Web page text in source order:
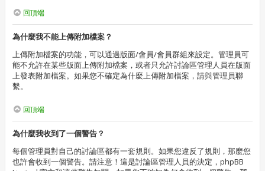
回頂端
為什麼我不能上傳附加檔案？
上傳附加檔案的功能，可以通過版面/會員/會員群組來設定。管理員可
能不允許在某些版面上傳附加檔案，或者只允許討論區管理人員在版面
上發表附加檔案。如果您不確定為什麼上傳附加檔案，請與管理員聯
繫。
回頂端
為什麼我收到了一個警告？
每個管理員對自己的討論區都有一套規則。如果您違反了規則，那麼您
也許會收到一個警告。請注意！這是討論區管理人員的決定，phpBB